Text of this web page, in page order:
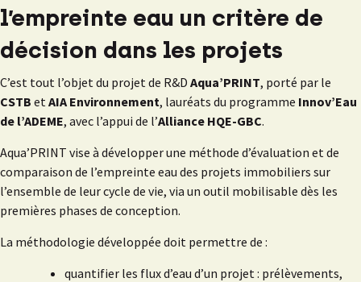
l’empreinte eau un critère de
décision dans les projets
C’est tout l’objet du projet de R&D Aqua’PRINT, porté par le
CSTB etAIA Environnement, lauréats du programme Innov’Eau
de l’ADEME, avec l’appui de l’Alliance HQE-GBC.
Aqua’PRINT vise à développer une méthode d’évaluation et de
comparaison de l’empreinte eau des projets immobiliers sur
l’ensemble de leur cycle de vie, via un outil mobilisable dès les
premières phases de conception.
La méthodologie développée doit permettre de :
quantifier les flux d’eau d’un projet : prélèvements,